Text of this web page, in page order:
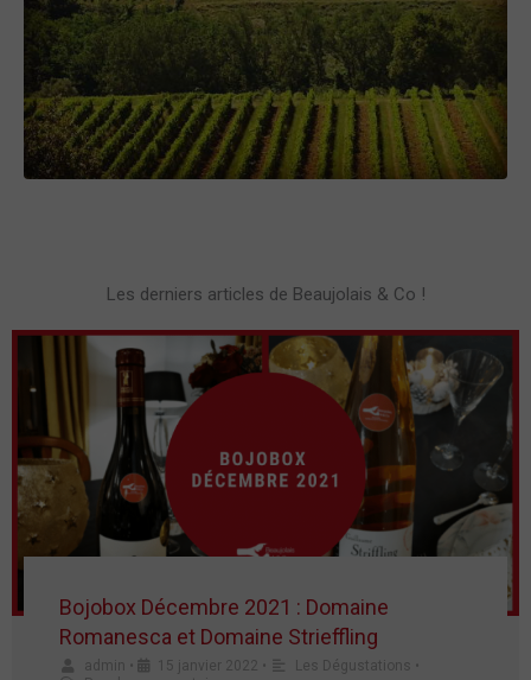
Les derniers articles de Beaujolais & Co !
Bojobox Décembre 2021 : Domaine
Romanesca et Domaine Strieffling
admin • 15 janvier 2022 • Les Dégustations •